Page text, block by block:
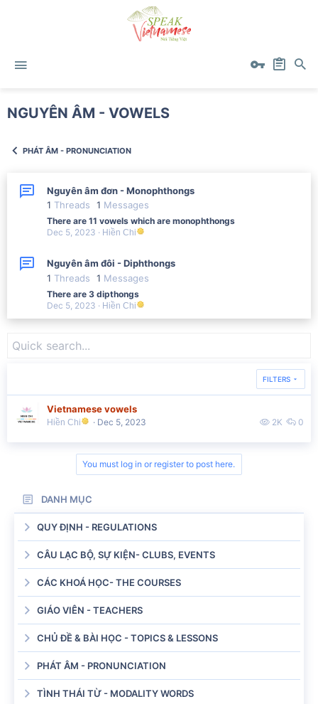
NGUYÊN ÂM - VOWELS
PHÁT ÂM - PRONUNCIATION
Nguyên âm đơn - Monophthongs
1 Threads 1 Messages
There are 11 vowels which are monophthongs
Dec 5, 2023
Hiền Chi
Nguyên âm đôi - Diphthongs
1 Threads 1 Messages
There are 3 dipthongs
Dec 5, 2023
Hiền Chi
FILTERS
Vietnamese vowels
Hiền Chi Dec 5, 2023 2K 0
You must log in or register to post here.
DANH MỤC
QUY ĐỊNH - REGULATIONS
CÂU LẠC BỘ, SỰ KIỆN- CLUBS, EVENTS
CÁC KHOÁ HỌC- THE COURSES
GIÁO VIÊN - TEACHERS
CHỦ ĐỀ & BÀI HỌC - TOPICS & LESSONS
PHÁT ÂM - PRONUNCIATION
TÌNH THÁI TỪ - MODALITY WORDS